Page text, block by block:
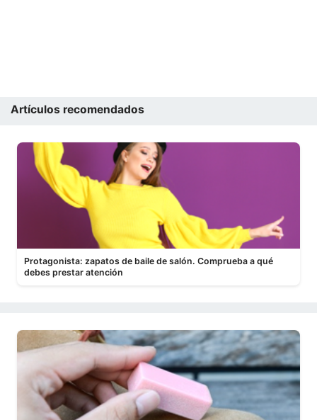
Artículos recomendados
Protagonista: zapatos de baile de salón. Comprueba a qué
debes prestar atención